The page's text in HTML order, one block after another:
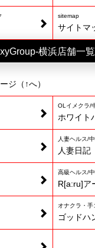
sitemap
サイトマ
横浜店舗一
ジ（↑へ）
OLイメクラ/
ホワイト
人妻ヘルス/中
人妻日記
高級ヘルス/中
R[a:ru]ア
オナクラ・手
ゴッドハ